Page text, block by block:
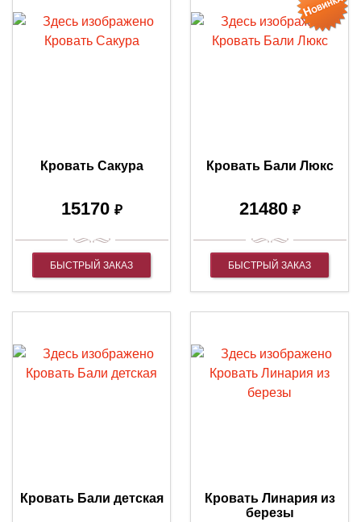
Кровать Сакура
15170 ₽
БЫСТРЫЙ ЗАКАЗ
Кровать Бали Люкс
21480 ₽
БЫСТРЫЙ ЗАКАЗ
Кровать Бали детская
Кровать Линария из
березы